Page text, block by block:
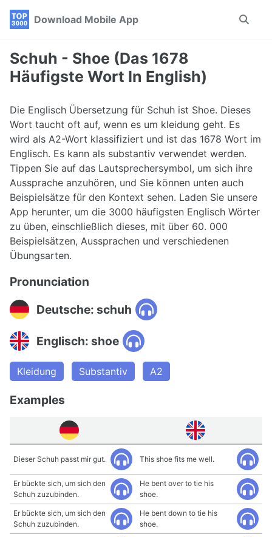
Skip
navigation
Skip
Skip
Download Mobile App
Toggle
Schuh - Shoe (Das 1678
Häufigste Wort In English)
Die Englisch Übersetzung für Schuh ist Shoe. Dieses
Wort taucht oft auf, wenn es um kleidung geht. Es
wird als A2-Wort klassifiziert und ist das 1678 Wort im
Englisch. Es kann als substantiv verwendet werden.
Tippen Sie auf das Lautsprechersymbol, um sich ihre
Aussprache anzuhören, und Sie können unten auch
Beispielsätze für den Kontext sehen. Laden Sie unsere
App herunter, um die 3000 häufigsten Englisch Wörter
zu üben, einschließlich dieses, mit über 60. 000
Beispielsätzen, Aussprachen und verschiedenen
Übungsarten.
Pronunciation
Deutsche: schuh
Englisch: shoe
Kleidung Substantiv A2
Examples
Dieser Schuh passt mir gut. This shoe fits me well.
Er bückte sich, um sich den
Schuh zuzubinden.
He bent over to tie his
shoe.
Er bückte sich, um sich den
Schuh zuzubinden.
He bent down to tie his
shoe.